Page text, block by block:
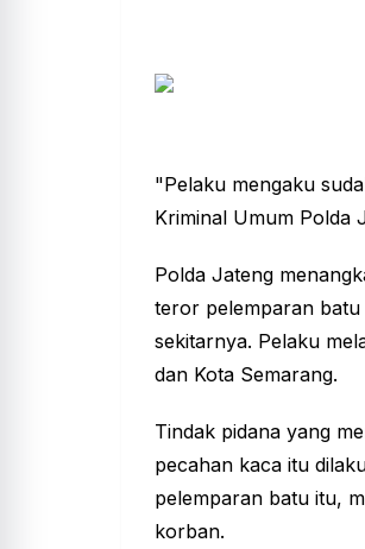
"Pelaku mengaku
Kriminal Umum Polda
Polda Jateng
teror pelemparan
sekitarnya. Pelaku
dan Kota Semarang.
Tindak pidana yang
pecahan kaca itu
pelemparan batu itu,
korban.